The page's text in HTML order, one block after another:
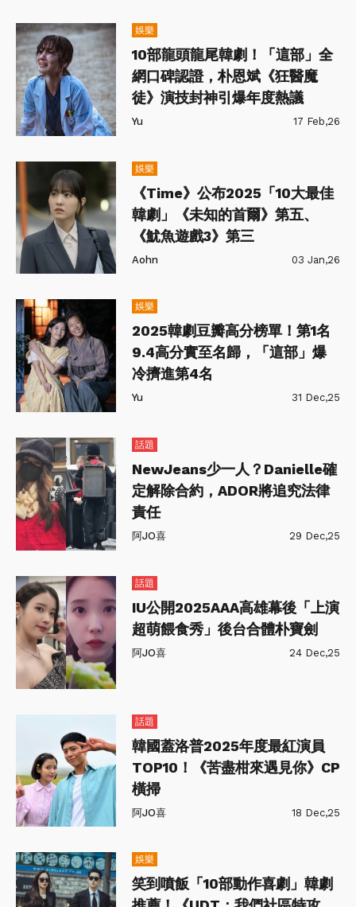
娛樂
10部龍頭龍尾韓劇！「這部」全
網口碑認證，朴恩斌《狂醫魔
徒》演技封神引爆年度熱議
Yu 17 Feb,26
娛樂
《Time》公布2025「10大最佳
韓劇」《未知的首爾》第五、
《魷魚遊戲3》第三
Aohn 03 Jan,26
娛樂
2025韓劇豆瓣高分榜單！第1名
9.4高分實至名歸，「這部」爆
冷擠進第4名
Yu 31 Dec,25
話題
NewJeans少一人？Danielle確
定解除合約，ADOR將追究法律
責任
阿JO喜 29 Dec,25
話題
IU公開2025AAA高雄幕後「上演
超萌餵食秀」後台合體朴寶劍
阿JO喜 24 Dec,25
話題
韓國蓋洛普2025年度最紅演員
TOP10！《苦盡柑來遇見你》CP
橫掃
阿JO喜 18 Dec,25
娛樂
笑到噴飯「10部動作喜劇」韓劇